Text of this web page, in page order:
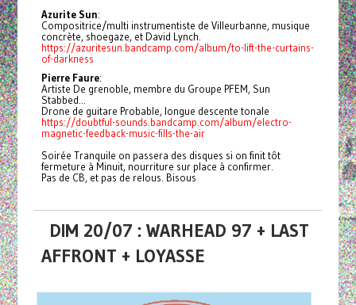
Azurite Sun:
Compositrice/multi instrumentiste de Villeurbanne, musique
concrète, shoegaze, et David Lynch.
https://azuritesun.bandcamp.com/album/to-lift-the-curtains-
of-darkness
Pierre Faure:
Artiste De grenoble, membre du Groupe PFEM, Sun
Stabbed...
Drone de guitare Probable, longue descente tonale
https://doubtful-sounds.bandcamp.com/album/electro-
magnetic-feedback-music-fills-the-air
Soirée Tranquile on passera des disques si on finit tôt
fermeture à Minuit, nourriture sur place à confirmer.
Pas de CB, et pas de relous. Bisous
DIM 20/07 : WARHEAD 97 + LAST
AFFRONT + LOYASSE